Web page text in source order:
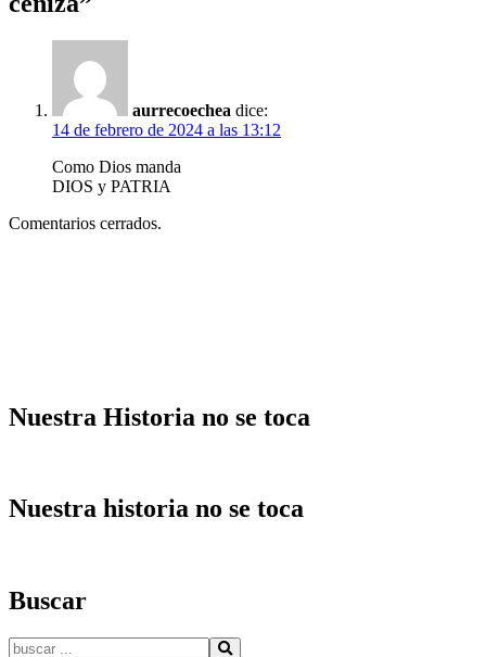
aurrecoechea dice:
14 de febrero de 2024 a las 13:12
Como Dios manda
DIOS y PATRIA
Comentarios cerrados.
Nuestra Historia no se toca
Nuestra historia no se toca
Buscar
Buscar: